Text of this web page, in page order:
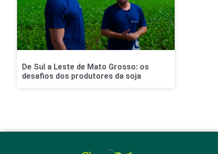
De Sul a Leste de Mato Grosso: os
desafios dos produtores da soja